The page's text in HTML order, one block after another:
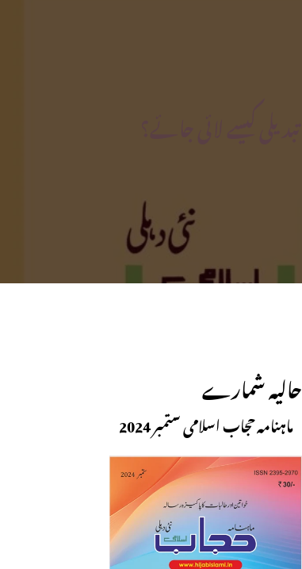
کیسے لائی جائے؟
حالیہ شمارے
ماہنامہ حجاب اسلامی ستمبر 2024